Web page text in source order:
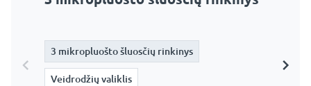
3 mikropluošto šluosčių rinkinys
Veidrodžių valiklis
3 mikropluošto šluosčių rinkinys
Veidrodžių valiklis